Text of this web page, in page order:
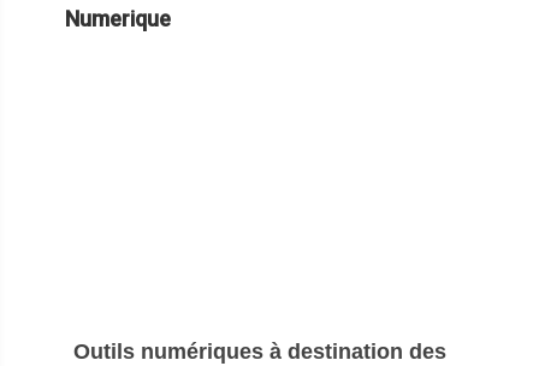
Numerique
Outils numériques à destination des